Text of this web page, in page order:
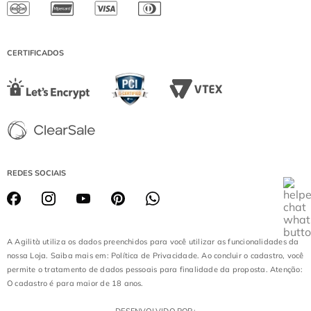
PÁTIO HIGIENÓPOLIS
LOJA BATEL
SÁBADO DE 08:00 ÀS 13:00
(EXCETO DOMINGOS E FERIADOS)
CERTIFICADOS
REDES SOCIAIS
A Agilità utiliza os dados preenchidos para você utilizar as funcionalidades da
nossa Loja. Saiba mais em: Política de Privacidade. Ao concluir o cadastro, você
permite o tratamento de dados pessoais para finalidade da proposta. Atenção:
O cadastro é para maior de 18 anos.